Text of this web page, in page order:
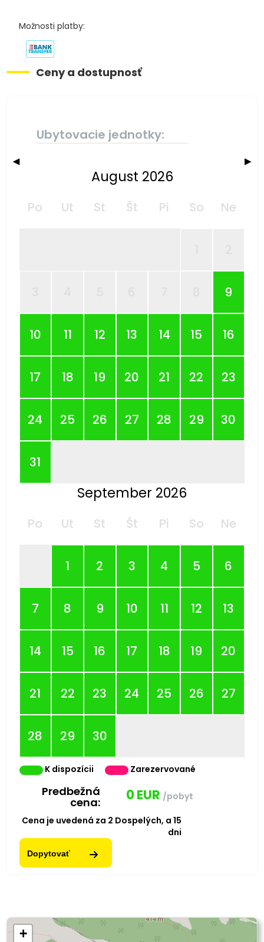
Možnosti platby:
Ceny a dostupnosť
Ubytovacie jednotky:
◀ ▶
August 2026
Po Ut St Št Pi So Ne
9
10 11 12 13 14 15 16
17 18 19 20 21 22 23
24 25 26 27 28 29 30
31
September 2026
Po Ut St Št Pi So Ne
1 2 3 4 5 6
7 8 9 10 11 12 13
14 15 16 17 18 19 20
21 22 23 24 25 26 27
28 29 30
K dispozícii Zarezervované
Predbežná
cena: 0 EUR /pobyt
Cena je uvedená za 2 Dospelých, a 15
dni
Dopytovať
+